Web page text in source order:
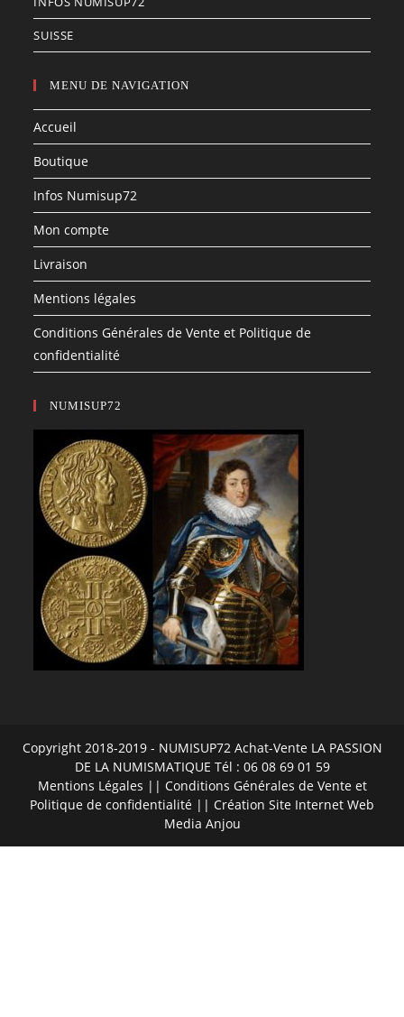
SUISSE
MENU DE NAVIGATION
Accueil
Boutique
Infos Numisup72
Mon compte
Livraison
Mentions légales
Conditions Générales de Vente et Politique de
confidentialité
NUMISUP72
Copyright 2018-2019 - NUMISUP72 Achat-Vente LA PASSION
DE LA NUMISMATIQUE Tél : 06 08 69 01 59
Mentions Légales || Conditions Générales de Vente et
Politique de confidentialité || Création Site Internet Web
Media Anjou